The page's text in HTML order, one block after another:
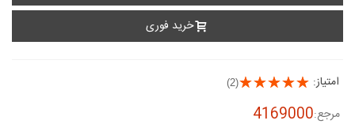
خرید فوری
امتیاز: (2)
مرجع:4169000